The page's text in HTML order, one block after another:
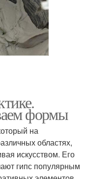
формы
на
областях,
искусством. Его
гипс популярным